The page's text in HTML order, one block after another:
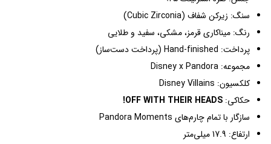
سنگ: زیرکن شفاف (Cubic Zirconia)
رنگ: میناکاری قرمز، مشکی، سفید و طلایی
پرداخت: Hand-finished (پرداخت دست‌ساز)
مجموعه: Disney x Pandora
کلکسیون: Disney Villains
حکاکی: OFF WITH THEIR HEADS!
سازگار با تمام چارم‌های Pandora Moments
ارتفاع: 17.9 میلی‌متر